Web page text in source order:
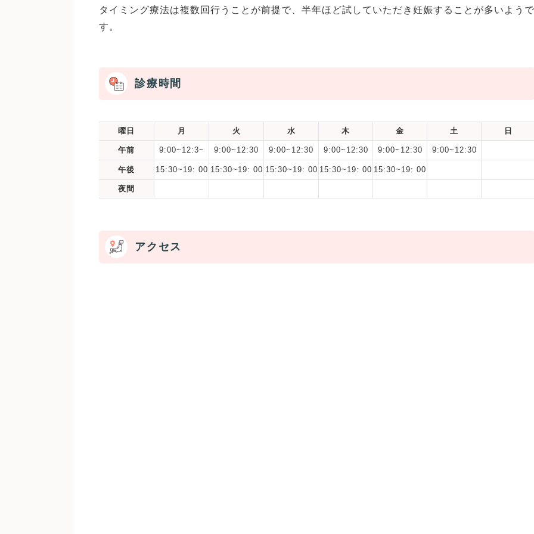
タイミング療法は複数回行うことが前提で、半年ほど試していただき妊娠することが多いようで
す。
診療時間
曜日 月 火 水 木 金 土 日
午前 9:00~12:3~ 9:00~12:30 9:00~12:30 9:00~12:30 9:00~12:30 9:00~12:30
午後 15:30~19: 00 15:30~19: 00 15:30~19: 00 15:30~19: 00 15:30~19: 00
夜間
アクセス